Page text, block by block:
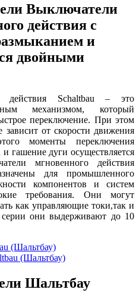
Выключатели
действия с
и
двойными
действия Sсhaltbau – это
механизмом, который
переключение. При этом
зависит от скорости движения
моменты переключения
и гашение дуги осуществляется
мгновенного действия
для промышленного
компонентов и систем
требования. Они могут
как управляющие токи,так и
серии они выдерживают до 10
(Шальтбау)
Шальтбау